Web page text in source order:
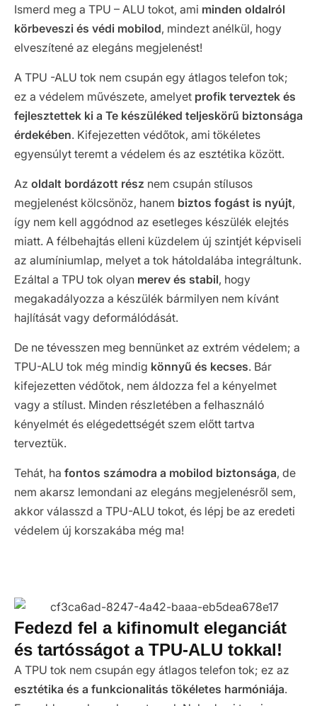
Ismerd meg a TPU – ALU tokot, ami minden oldalról
körbeveszi és védi mobilod, mindezt anélkül, hogy
elveszítené az elegáns megjelenést!
A TPU -ALU tok nem csupán egy átlagos telefon tok;
ez a védelem művészete, amelyet profik terveztek és
fejlesztettek ki a Te készüléked teljeskörű biztonsága
érdekében. Kifejezetten védőtok, ami tökéletes
egyensúlyt teremt a védelem és az esztétika között.
Az oldalt bordázott rész nem csupán stílusos
megjelenést kölcsönöz, hanem biztos fogást is nyújt,
így nem kell aggódnod az esetleges készülék elejtés
miatt. A félbehajtás elleni küzdelem új szintjét képviseli
az alumíniumlap, melyet a tok hátoldalába integráltunk.
Ezáltal a TPU tok olyan merev és stabil, hogy
megakadályozza a készülék bármilyen nem kívánt
hajlítását vagy deformálódását.
De ne tévesszen meg bennünket az extrém védelem; a
TPU-ALU tok még mindig könnyű és kecses. Bár
kifejezetten védőtok, nem áldozza fel a kényelmet
vagy a stílust. Minden részletében a felhasználó
kényelmét és elégedettségét szem előtt tartva
terveztük.
Tehát, ha fontos számodra a mobilod biztonsága, de
nem akarsz lemondani az elegáns megjelenésről sem,
akkor válasszd a TPU-ALU tokot, és lépj be az eredeti
védelem új korszakába még ma!
Fedezd fel a kifinomult eleganciát
és tartósságot a TPU-ALU tokkal!
A TPU tok nem csupán egy átlagos telefon tok; ez az
esztétika és a funkcionalitás tökéletes harmóniája.